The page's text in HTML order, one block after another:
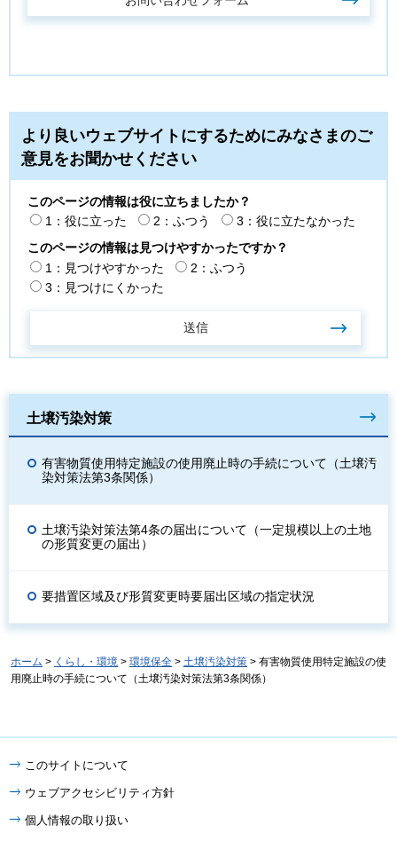
より良いウェブサイトにするためにみなさまのご
意見をお聞かせください
このページの情報は役に立ちましたか？
1：役に立った
2：ふつう
3：役に立たなかった
このページの情報は見つけやすかったですか？
1：見つけやすかった
2：ふつう
3：見つけにくかった
土壌汚染対策
有害物質使用特定施設の使用廃止時の手続について（土壌汚
染対策法第3条関係）
土壌汚染対策法第4条の届出について（一定規模以上の土地
の形質変更の届出）
要措置区域及び形質変更時要届出区域の指定状況
ホーム > くらし・環境 > 環境保全 > 土壌汚染対策 > 有害物質使用特定施設の使
用廃止時の手続について（土壌汚染対策法第3条関係）
このサイトについて
ウェブアクセシビリティ方針
個人情報の取り扱い